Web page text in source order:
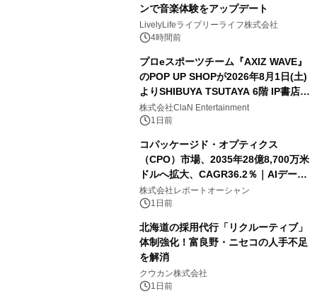
ンで音楽体験をアップデート
LivelyLifeライブリーライフ株式会社
4時間前
プロeスポーツチーム『AXIZ WAVE』
のPOP UP SHOPが2026年8月1日(土)
よりSHIBUYA TSUTAYA 6階 IP書店で
開催決定！！
株式会社ClaN Entertainment
1日前
コパッケージド・オプティクス
（CPO）市場、2035年28億8,700万米
ドルへ拡大、CAGR36.2％｜AIデータ
センター・高速光通信需要が成長を加
速
株式会社レポートオーシャン
1日前
北海道の採用代行「リクルーティブ」
体制強化！富良野・ニセコの人手不足
を解消
クウカン株式会社
1日前